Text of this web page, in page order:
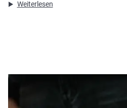
Weiterlesen